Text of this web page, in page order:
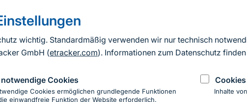
wichtig. Standardmäßig verwenden wir nur technisch
GmbH (etracker.com). Informationen zum Datenschutz
Cookies
Cookies ermöglichen grundlegende Funktionen
einwandfreie Funktion der Website erforderlich.
Inhalte
Nach Angaben der an die EU
2019). Aus besonderen